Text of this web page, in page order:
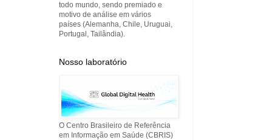
todo mundo, sendo premiado e
motivo de análise em vários
países (Alemanha, Chile, Uruguai,
Portugal, Tailândia).
Nosso laboratório
O Centro Brasileiro de Referência
em Informação em Saúde (CBRIS)